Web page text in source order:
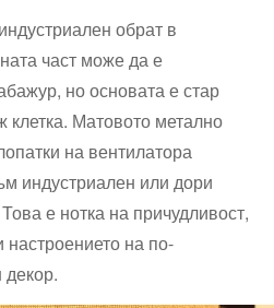
обрат в
част може да е
но основата е стар
клетка. Матовото метално
на вентилатора
индустриален или дори
е нотка на причудливост,
на по-